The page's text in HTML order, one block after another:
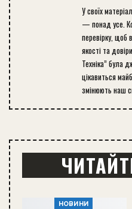
У своїх
— понад усе.
перевірку, щоб
якості та
Техніка” була
цікавиться
змінюють наш
НОВИНИ